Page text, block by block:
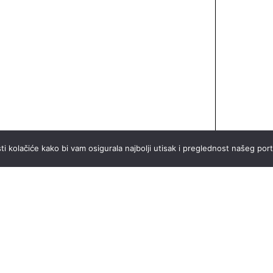
kolačiće kako bi vam osigurala najbolji utisak i preglednost našeg